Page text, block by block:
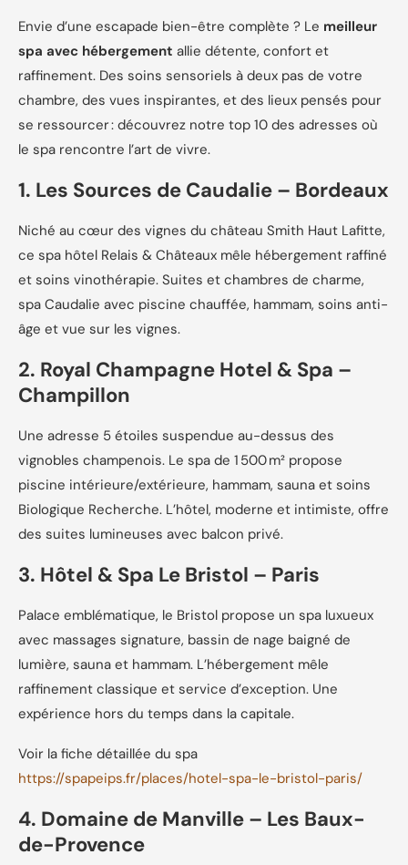
Envie d’une escapade bien-être complète ? Le meilleur
spa avec hébergement allie détente, confort et
raffinement. Des soins sensoriels à deux pas de votre
chambre, des vues inspirantes, et des lieux pensés pour
se ressourcer : découvrez notre top 10 des adresses où
le spa rencontre l’art de vivre.
1. Les Sources de Caudalie – Bordeaux
Niché au cœur des vignes du château Smith Haut Lafitte,
ce spa hôtel Relais & Châteaux mêle hébergement raffiné
et soins vinothérapie. Suites et chambres de charme,
spa Caudalie avec piscine chauffée, hammam, soins anti-
âge et vue sur les vignes.
2. Royal Champagne Hotel & Spa –
Champillon
Une adresse 5 étoiles suspendue au-dessus des
vignobles champenois. Le spa de 1 500 m² propose
piscine intérieure/extérieure, hammam, sauna et soins
Biologique Recherche. L’hôtel, moderne et intimiste, offre
des suites lumineuses avec balcon privé.
3. Hôtel & Spa Le Bristol – Paris
Palace emblématique, le Bristol propose un spa luxueux
avec massages signature, bassin de nage baigné de
lumière, sauna et hammam. L’hébergement mêle
raffinement classique et service d’exception. Une
expérience hors du temps dans la capitale.
Voir la fiche détaillée du spa
https://spapeips.fr/places/hotel-spa-le-bristol-paris/
4. Domaine de Manville – Les Baux-
de-Provence